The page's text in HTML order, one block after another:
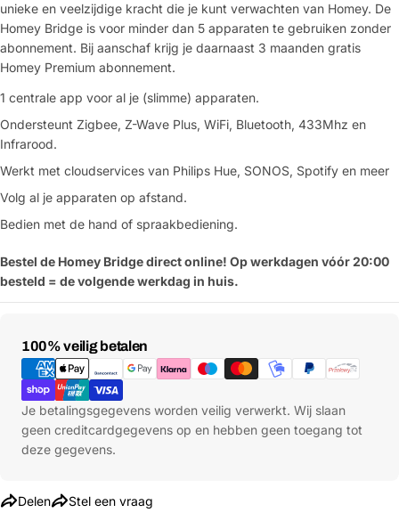
unieke en veelzijdige kracht die je kunt verwachten van Homey. De
Homey Bridge is voor minder dan 5 apparaten te gebruiken zonder
abonnement. Bij aanschaf krijg je daarnaast 3 maanden gratis
Homey Premium abonnement.
1 centrale app voor al je (slimme) apparaten.
Ondersteunt Zigbee, Z-Wave Plus, WiFi, Bluetooth, 433Mhz en
Infrarood.
Werkt met cloudservices van Philips Hue, SONOS, Spotify en meer
Volg al je apparaten op afstand.
Bedien met de hand of spraakbediening.
Bestel de Homey Bridge direct online! Op werkdagen vóór 20:00
besteld = de volgende werkdag in huis.
100% veilig betalen
Betaalmethoden
Je betalingsgegevens worden veilig verwerkt. Wij slaan
geen creditcardgegevens op en hebben geen toegang tot
deze gegevens.
Delen Stel een vraag